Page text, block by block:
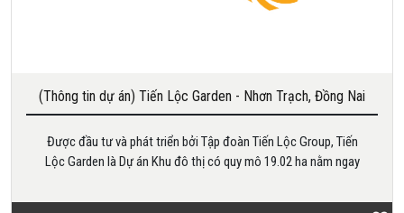
(Thông tin dự án) Tiến Lộc Garden - Nhơn Trạch, Đồng Nai
Được đầu tư và phát triển bởi Tập đoàn Tiến Lộc Group, Tiến
Lộc Garden là Dự án Khu đô thị có quy mô 19.02 ha nằm ngay
năng tăng giá trong cả ngắn hạn và dài hạn.